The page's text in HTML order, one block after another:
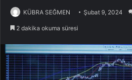
KÜBRA SEĞMEN Şubat 9, 2024
2 dakika okuma süresi